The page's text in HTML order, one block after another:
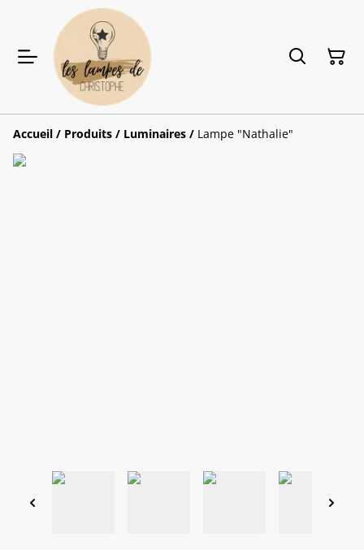
Accueil / Produits / Luminaires / Lampe "Nathalie"